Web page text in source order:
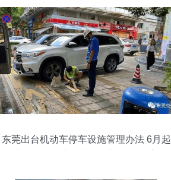
东莞出台机动车停车设施管理办法 6月起